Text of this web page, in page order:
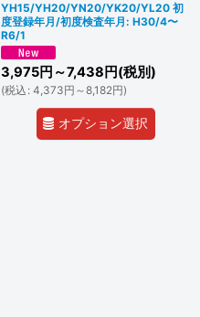
YH15/YH20/YN20/YK20/YL20 初
度登録年月/初度検査年月: H30/4〜
R6/1
3,975円 ～7,438 円(税別)
(税込 : 4,373円 ～8,182円)
オプション選択